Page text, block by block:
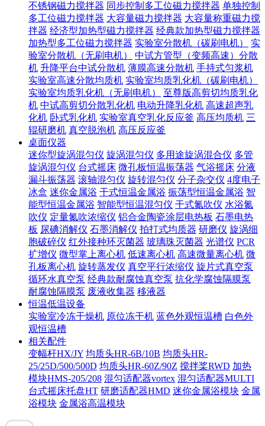
不锈钢磁力搅拌器 同步控制多工位磁力搅拌器 单独控制
多工位磁力搅拌器 大容量磁力搅拌器 大容量称重磁力搅
拌器 经济型加热型磁力搅拌器 经典款加热型磁力搅拌器
加热型多工位磁力搅拌器 实验室分散机（碳刷电机）
实
验室分散机（无刷电机）
中试方管型（变频高速）分散
机 升降平台中试分散机 薄膜高速分散机 手持式匀浆机
实验室高速分散均质机 实验室均质乳化机（碳刷电机）
实验室均质乳化机（无刷电机）
至尊版高剪切均质乳化
机 中试高剪切分散乳化机 电动升降乳化机 高速超声乳
化机 卧式乳化机 实验室真空乳化反应釜 高压均质机 三
辊研磨机 真空脱泡机 高压反应釜
桌面仪器
迷你型旋涡混匀仪 旋涡混匀仪 多用途旋涡混合仪 多管
旋涡混匀仪 台式摇床 微孔板恒温振荡器 气浴摇床 分液
漏斗振荡器 滚轴混匀仪 旋转混匀仪 分子杂交仪 4度电子
冰盒 迷你金属浴 干式恒温金属浴 振荡型恒温金属浴 智
能型恒温金属浴 智能型恒温混匀仪 干式氮吹仪 水浴氮
吹仪 定量氮吹浓缩仪 铝合金陶瓷涂层电热板 石墨电热
板 尿碘消解仪 石墨消解仪 拍打式均质器 研磨仪 旋涡细
胞破碎仪 红外接种环灭菌器 玻璃珠灭菌器 光谱仪 PCR
扩增仪 微型掌上离心机 低速离心机 高速微量离心机 微
孔板离心机 旋转蒸发仪 真空平行浓缩仪 旋片式真空泵
循环水真空泵 经典款耐腐蚀真空泵 抗化学腐蚀隔膜泵
耐腐蚀隔膜泵 废液收集器 移液器
恒温低温设备
实验室冷冻干燥机 原位冻干机 蓝色外观恒温槽 白色外
观恒温槽
相关配件
变幅杆HX/JY 均质头HR-6B/10B 均质头HR-
25/25D/500/500D 均质头HR-60Z/90Z 搅拌桨RWD 加热
模块HMS-205/208 混匀适配器vortex 混匀适配器MULTI
台式摇床托盘HT 研磨适配器HMD 迷你金属浴模块 金属
浴模块 金属浴高温模块